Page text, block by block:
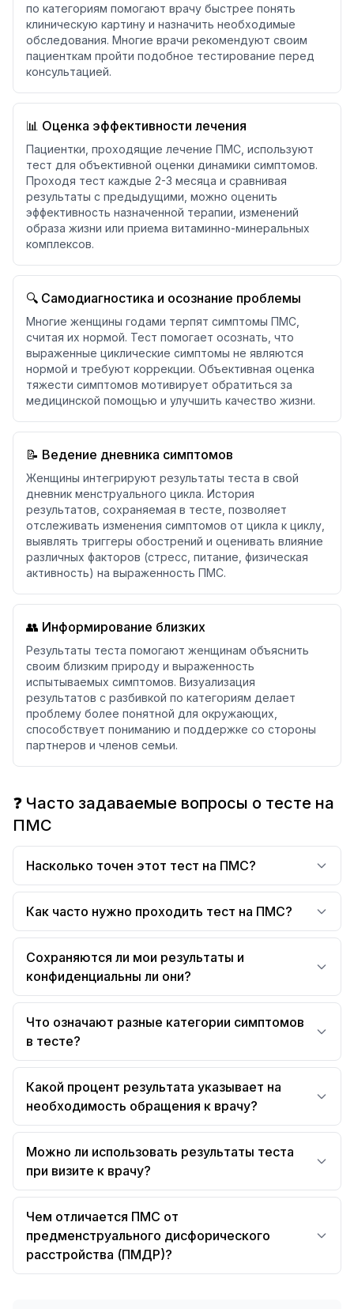
по категориям помогают врачу быстрее понять
клиническую картину и назначить необходимые
обследования. Многие врачи рекомендуют своим
пациенткам пройти подобное тестирование перед
консультацией.
📊 Оценка эффективности лечения
Пациентки, проходящие лечение ПМС, используют
тест для объективной оценки динамики симптомов.
Проходя тест каждые 2-3 месяца и сравнивая
результаты с предыдущими, можно оценить
эффективность назначенной терапии, изменений
образа жизни или приема витаминно-минеральных
комплексов.
🔍 Самодиагностика и осознание проблемы
Многие женщины годами терпят симптомы ПМС,
считая их нормой. Тест помогает осознать, что
выраженные циклические симптомы не являются
нормой и требуют коррекции. Объективная оценка
тяжести симптомов мотивирует обратиться за
медицинской помощью и улучшить качество жизни.
📝 Ведение дневника симптомов
Женщины интегрируют результаты теста в свой
дневник менструального цикла. История
результатов, сохраняемая в тесте, позволяет
отслеживать изменения симптомов от цикла к циклу,
выявлять триггеры обострений и оценивать влияние
различных факторов (стресс, питание, физическая
активность) на выраженность ПМС.
👥 Информирование близких
Результаты теста помогают женщинам объяснить
своим близким природу и выраженность
испытываемых симптомов. Визуализация
результатов с разбивкой по категориям делает
проблему более понятной для окружающих,
способствует пониманию и поддержке со стороны
партнеров и членов семьи.
❓ Часто задаваемые вопросы о тесте на
ПМС
Насколько точен этот тест на ПМС?
Как часто нужно проходить тест на ПМС?
Сохраняются ли мои результаты и
конфиденциальны ли они?
Что означают разные категории симптомов
в тесте?
Какой процент результата указывает на
необходимость обращения к врачу?
Можно ли использовать результаты теста
при визите к врачу?
Чем отличается ПМС от
предменструального дисфорического
расстройства (ПМДР)?